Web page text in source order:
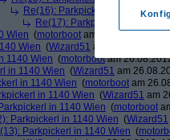
Re(16): Parkpickerl in 1140 Wien
Re(17): Parkpickerl in 1140
Wien (motorboot am 26.08.2012,
Wien (Wizard51 am 26.08.2012,
1140 Wien (motorbootam
in 1140 Wien (Wizard51 am
in 1140 Wien (motorboot am
in 1140 Wien (Wizard51 am
in 1140 Wien (motorboot
Parkpickerl in 1140 Wien (Wizard51
Parkpickerl in 1140 Wien (